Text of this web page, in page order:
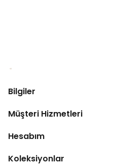
Bilgiler
Müşteri Hizmetleri
Hesabım
Koleksiyonlar